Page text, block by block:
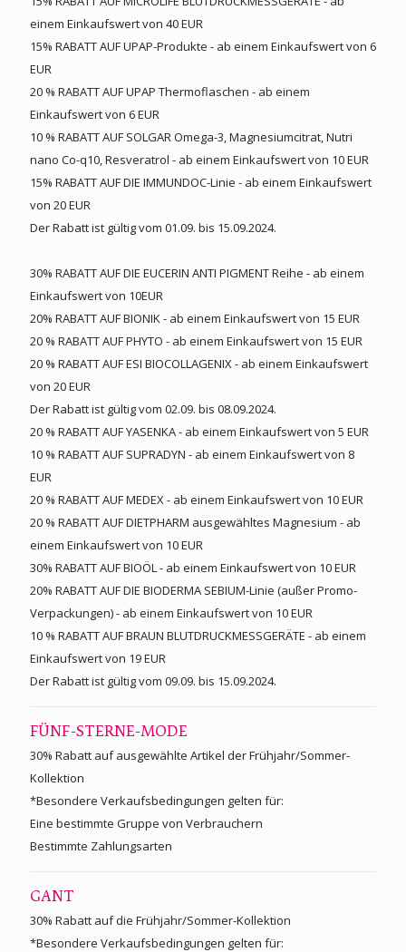
einem Einkaufswert von 40 EUR
15% RABATT AUF UPAP-Produkte - ab einem Einkaufswert von 6
EUR
20 % RABATT AUF UPAP Thermoflaschen - ab einem
Einkaufswert von 6 EUR
10 % RABATT AUF SOLGAR Omega-3, Magnesiumcitrat, Nutri
nano Co-q10, Resveratrol - ab einem Einkaufswert von 10 EUR
15% RABATT AUF DIE IMMUNDOC-Linie - ab einem Einkaufswert
von 20 EUR
Der Rabatt ist gültig vom 01.09. bis 15.09.2024.
30% RABATT AUF DIE EUCERIN ANTI PIGMENT Reihe - ab einem
Einkaufswert von 10EUR
20% RABATT AUF BIONIK - ab einem Einkaufswert von 15 EUR
20 % RABATT AUF PHYTO - ab einem Einkaufswert von 15 EUR
20 % RABATT AUF ESI BIOCOLLAGENIX - ab einem Einkaufswert
von 20 EUR
Der Rabatt ist gültig vom 02.09. bis 08.09.2024.
20 % RABATT AUF YASENKA - ab einem Einkaufswert von 5 EUR
10 % RABATT AUF SUPRADYN - ab einem Einkaufswert von 8
EUR
20 % RABATT AUF MEDEX - ab einem Einkaufswert von 10 EUR
20 % RABATT AUF DIETPHARM ausgewähltes Magnesium - ab
einem Einkaufswert von 10 EUR
30% RABATT AUF BIOÖL - ab einem Einkaufswert von 10 EUR
20% RABATT AUF DIE BIODERMA SEBIUM-Linie (außer Promo-
Verpackungen) - ab einem Einkaufswert von 10 EUR
10 % RABATT AUF BRAUN BLUTDRUCKMESSGERÄTE - ab einem
Einkaufswert von 19 EUR
Der Rabatt ist gültig vom 09.09. bis 15.09.2024.
FÜNF-STERNE-MODE
30% Rabatt auf ausgewählte Artikel der Frühjahr/Sommer-
Kollektion
*Besondere Verkaufsbedingungen gelten für:
Eine bestimmte Gruppe von Verbrauchern
Bestimmte Zahlungsarten
GANT
30% Rabatt auf die Frühjahr/Sommer-Kollektion
*Besondere Verkaufsbedingungen gelten für: